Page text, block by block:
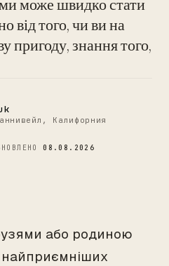
може швидко стати
від того, чи ви на
пригоду, знання того,
Калифорния
08.08.2026
або родиною